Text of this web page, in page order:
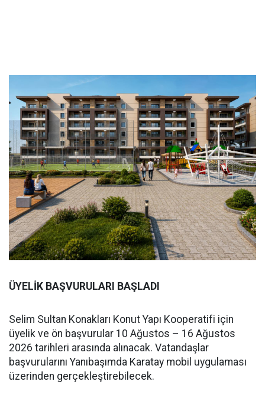
ÜYELİK BAŞVURULARI BAŞLADI
Selim Sultan Konakları Konut Yapı Kooperatifi için
üyelik ve ön başvurular 10 Ağustos – 16 Ağustos
2026 tarihleri arasında alınacak. Vatandaşlar
başvurularını Yanıbaşımda Karatay mobil uygulaması
üzerinden gerçekleştirebilecek.